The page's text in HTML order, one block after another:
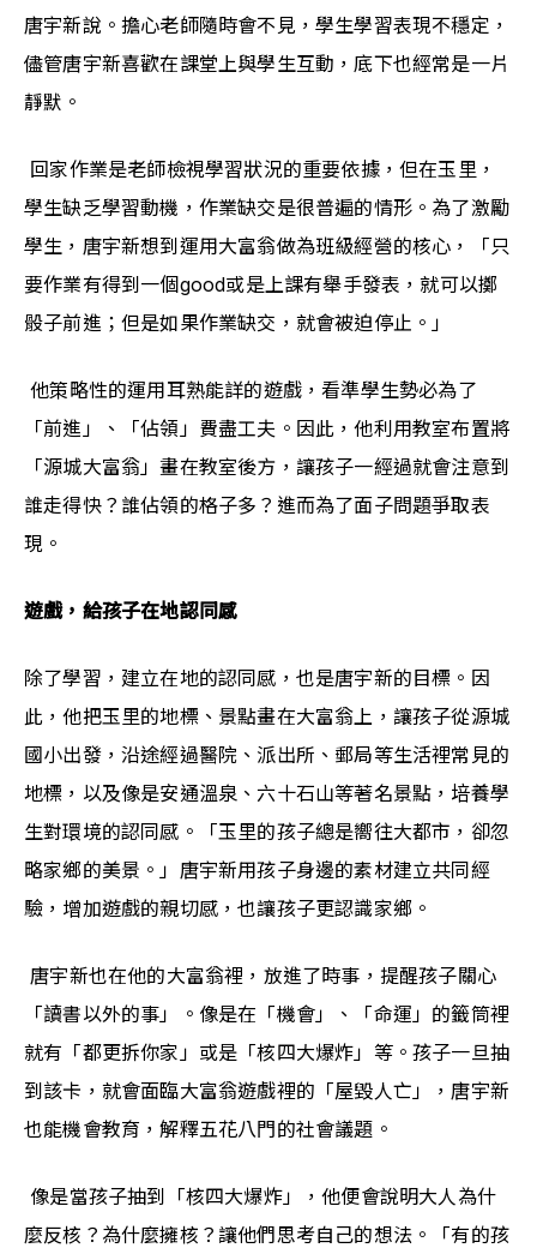
唐宇新說。擔心老師隨時會不見，學生學習表現不穩定，
儘管唐宇新喜歡在課堂上與學生互動，底下也經常是一片
靜默。
回家作業是老師檢視學習狀況的重要依據，但在玉里，
學生缺乏學習動機，作業缺交是很普遍的情形。為了激勵
學生，唐宇新想到運用大富翁做為班級經營的核心，「只
要作業有得到一個good或是上課有舉手發表，就可以擲
骰子前進；但是如果作業缺交，就會被迫停止。」
他策略性的運用耳熟能詳的遊戲，看準學生勢必為了
「前進」、「佔領」費盡工夫。因此，他利用教室布置將
「源城大富翁」畫在教室後方，讓孩子一經過就會注意到
誰走得快？誰佔領的格子多？進而為了面子問題爭取表
現。
遊戲，給孩子在地認同感
除了學習，建立在地的認同感，也是唐宇新的目標。因
此，他把玉里的地標、景點畫在大富翁上，讓孩子從源城
國小出發，沿途經過醫院、派出所、郵局等生活裡常見的
地標，以及像是安通溫泉、六十石山等著名景點，培養學
生對環境的認同感。「玉里的孩子總是嚮往大都市，卻忽
略家鄉的美景。」唐宇新用孩子身邊的素材建立共同經
驗，增加遊戲的親切感，也讓孩子更認識家鄉。
唐宇新也在他的大富翁裡，放進了時事，提醒孩子關心
「讀書以外的事」。像是在「機會」、「命運」的籤筒裡
就有「都更拆你家」或是「核四大爆炸」等。孩子一旦抽
到該卡，就會面臨大富翁遊戲裡的「屋毀人亡」，唐宇新
也能機會教育，解釋五花八門的社會議題。
像是當孩子抽到「核四大爆炸」，他便會說明大人為什
麼反核？為什麼擁核？讓他們思考自己的想法。「有的孩